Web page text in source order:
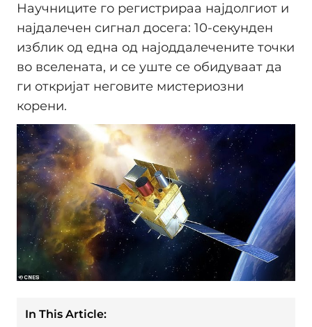
Научниците го регистрираа најдолгиот и
најдалечен сигнал досега: 10-секунден
изблик од една од најоддалечените точки
во вселената, и се уште се обидуваат да
ги откријат неговите мистериозни
корени.
In This Article: